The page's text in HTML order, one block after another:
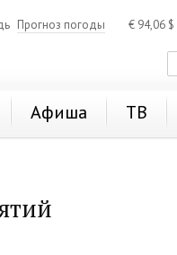
Прогноз погоды € 94,06 $
Афиша ТВ